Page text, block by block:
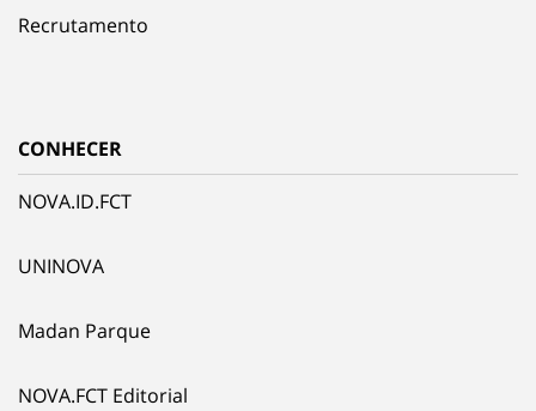
Recrutamento
CONHECER
NOVA.ID.FCT
UNINOVA
Madan Parque
NOVA.FCT Editorial